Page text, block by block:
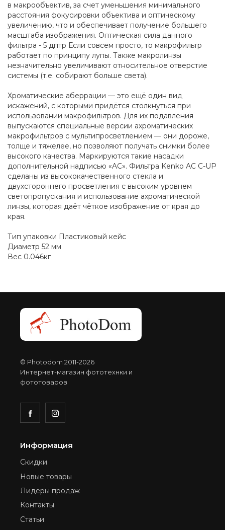
в макрообъектив, за счет уменьшения минимального
расстояния фокусировки объектива и оптическому
увеличению, что и обеспечивает получение большего
масштаба изображения. Оптическая сила данного
фильтра - 5 дптр Если совсем просто, то макрофильтр
работает по принципу лупы. Также макролинзы
незначительно увеличивают относительное отверстие
системы (т.е. собирают больше света).
Хроматические аберрации — это ещё один вид
искажений, с которыми придётся столкнуться при
использовании макрофильтров. Для их подавления
выпускаются специальные версии ахроматических
макрофильтров с мультипросветлением — они дороже,
толще и тяжелее, но позволяют получать снимки более
высокого качества. Маркируются такие насадки
дополнительной надписью «AC». Фильтра Kenko AC C-UP
сделаны из высококачественного стекла и
двухстороннего просветления с высоким уровнем
светопропускания и использование ахроматической
линзы, которая даёт чёткое изображение от края до
края.
Тип упаковки Пластиковый кейс
Диаметр 52 мм
Вес 0.046кг
© Photodom 2011-2026
Интернет-магазин фототехнки и
фототоваров
Информация
Скидки
Новые товары
Лидеры продаж
Контакты
Статьи